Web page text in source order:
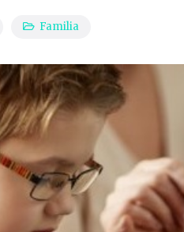
Familia